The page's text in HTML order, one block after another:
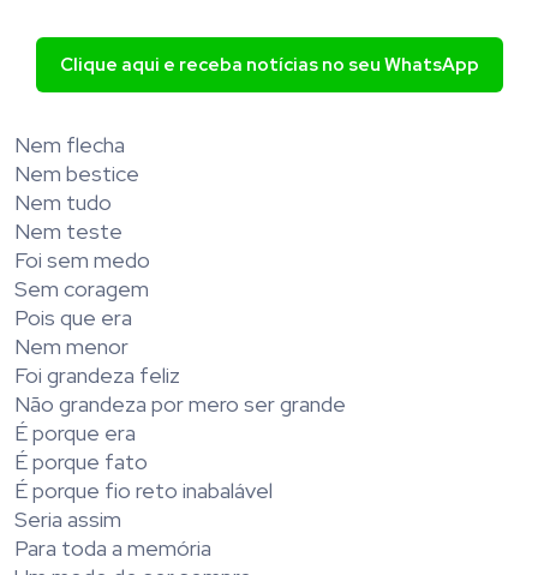
Clique aqui e receba notícias no seu WhatsApp
Nem flecha
Nem bestice
Nem tudo
Nem teste
Foi sem medo
Sem coragem
Pois que era
Nem menor
Foi grandeza feliz
Não grandeza por mero ser grande
É porque era
É porque fato
É porque fio reto inabalável
Seria assim
Para toda a memória